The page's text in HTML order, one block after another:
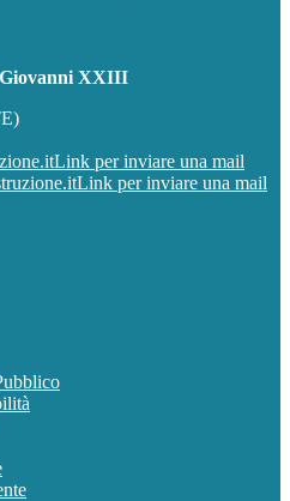
Giovanni XXIII
Link per inviare una mail
Link per inviare una mail